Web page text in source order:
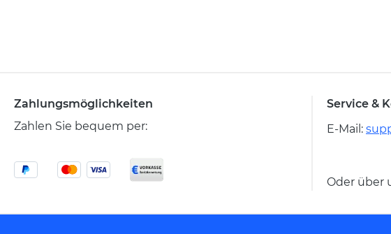
Zahlungsmöglichkeiten
Zahlen Sie bequem per:
Service &
E-Mail:
Oder über